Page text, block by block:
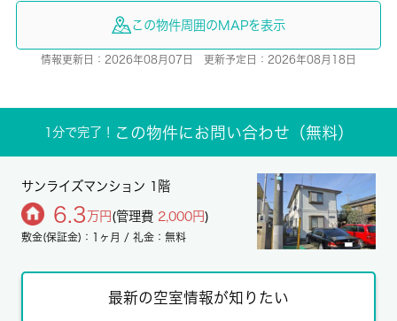
この物件周囲のMAPを表示
情報更新日：2026年08月07日 更新予定日：2026年08月18日
1分で完了！ この物件にお問い合わせ（無料）
サンライズマンション 1階
6.3 万円 (管理費 2,000円)
敷金(保証金)：1ヶ月 / 礼金：無料
最新の空室情報が知りたい